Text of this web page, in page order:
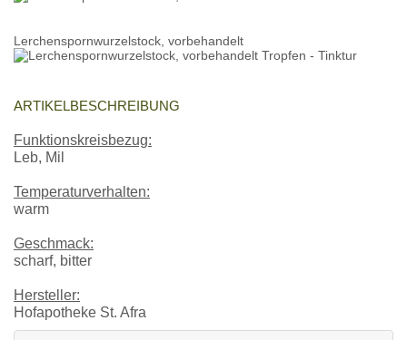
Lerchenspornwurzelstock, vorbehandelt
ARTIKELBESCHREIBUNG
Funktionskreisbezug:
Leb, Mil
Temperaturverhalten:
warm
Geschmack:
scharf, bitter
Hersteller:
Hofapotheke St. Afra